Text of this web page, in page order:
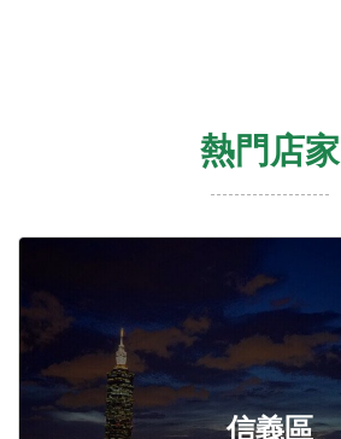
熱門店家
信義區